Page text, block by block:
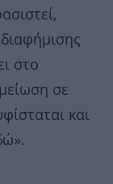
στο
σε
και